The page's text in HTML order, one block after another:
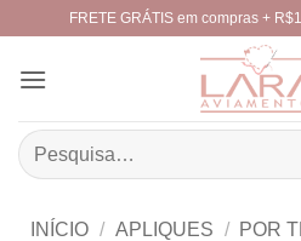
content
FRETE GRÁTIS em compras +
Pesquisar
por:
INÍCIO / APLIQUES / POR